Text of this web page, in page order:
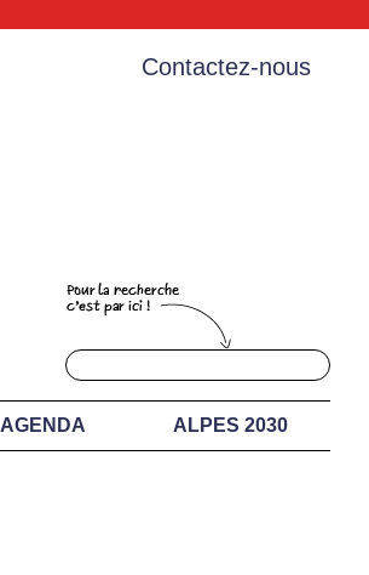
Contactez-nous
AGENDA ALPES 2030